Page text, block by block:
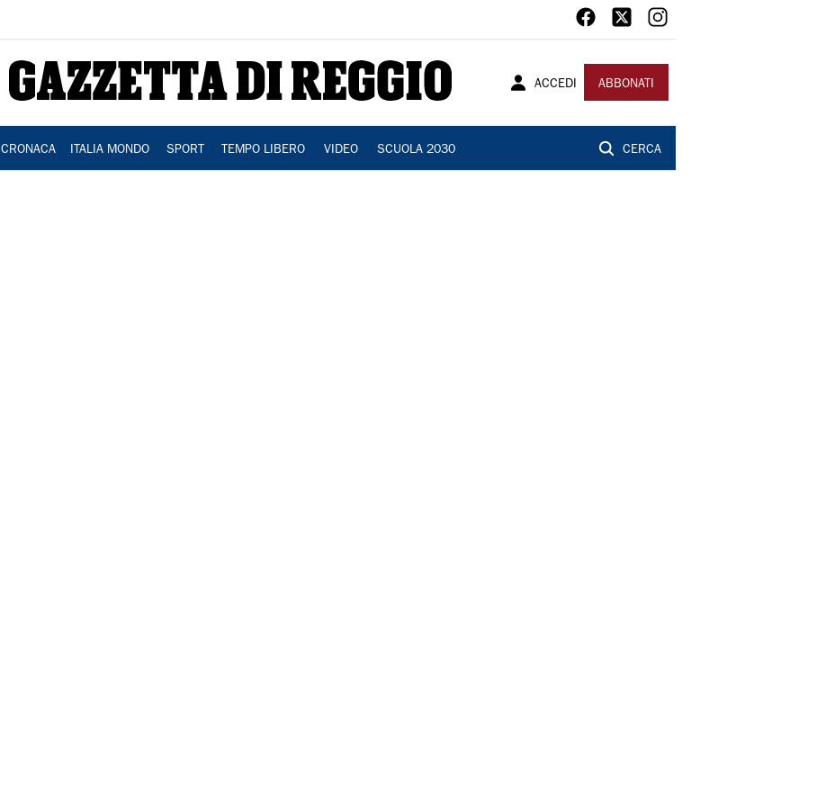
ACCEDI ABBONATI
CRONACA ITALIA MONDO SPORT TEMPO LIBERO VIDEO SCUOLA 2030 CERCA